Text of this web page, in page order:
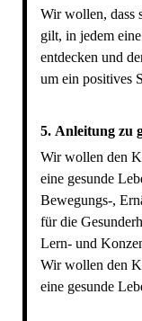
Wir wollen, dass
gilt, in jedem
entdecken und
um ein positives
5. Anleitung zu
Wir wollen den
eine gesunde
Bewegungs-,
für die
Lern- und
Wir wollen den
eine gesunde